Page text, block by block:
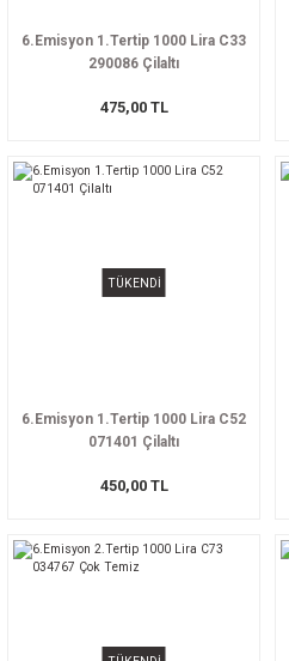
6.Emisyon 1.Tertip 1000 Lira C33
290086 Çilaltı
475,00 TL
TÜKENDİ
6.Emisyon 1.Tertip 1000 Lira C52
071401 Çilaltı
450,00 TL